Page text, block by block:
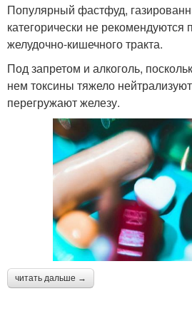
Популярный фастфуд,
категорически не рекомендуются
желудочно-кишечного тракта.
Под запретом и алкоголь,
нем токсины тяжело
перегружают железу.
читать дальше →